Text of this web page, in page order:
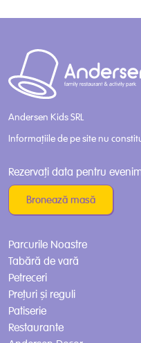
Andersen Kids SRL
Informațiile de pe site nu
Rezervați data pentru
Bronează masă
Parcurile Noastre
Tabără de vară
Petreceri
Prețuri și reguli
Patiserie
Restaurante